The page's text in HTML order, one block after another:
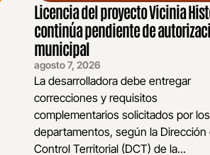
Licencia del proyecto Vicinia
continúa pendiente de
municipal
agosto 7, 2026
La desarrolladora debe entregar
correcciones y requisitos
complementarios solicitados por los
departamentos, según la Dirección
Control Territorial (DCT) de la...